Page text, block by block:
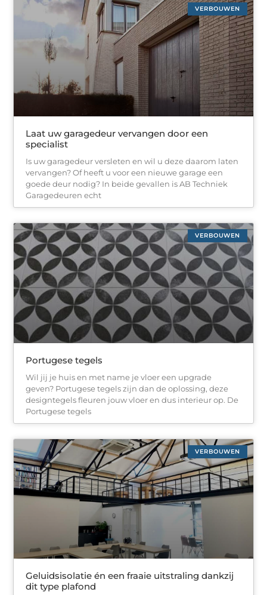
VERBOUWEN
Laat uw garagedeur vervangen door een
specialist
Is uw garagedeur versleten en wil u deze daarom laten
vervangen? Of heeft u voor een nieuwe garage een
goede deur nodig? In beide gevallen is AB Techniek
Garagedeuren echt
VERBOUWEN
Portugese tegels
Wil jij je huis en met name je vloer een upgrade
geven? Portugese tegels zijn dan de oplossing, deze
designtegels fleuren jouw vloer en dus interieur op. De
Portugese tegels
VERBOUWEN
Geluidsisolatie én een fraaie uitstraling dankzij
dit type plafond